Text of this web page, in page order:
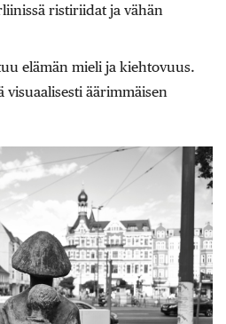
ristiriidat ja vähän
elämän mieli ja kiehtovuus.
äärimmäisen